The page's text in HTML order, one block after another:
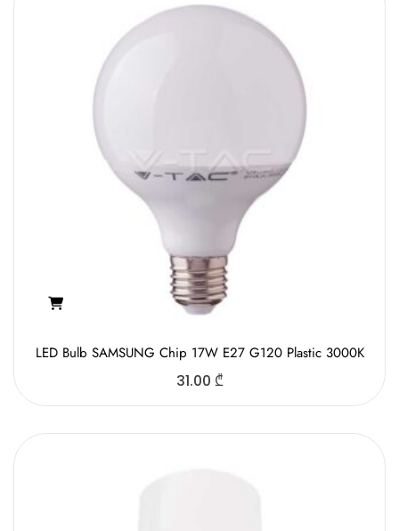
LED Bulb SAMSUNG Chip 17W E27 G120 Plastic 3000K
31.00 ₾